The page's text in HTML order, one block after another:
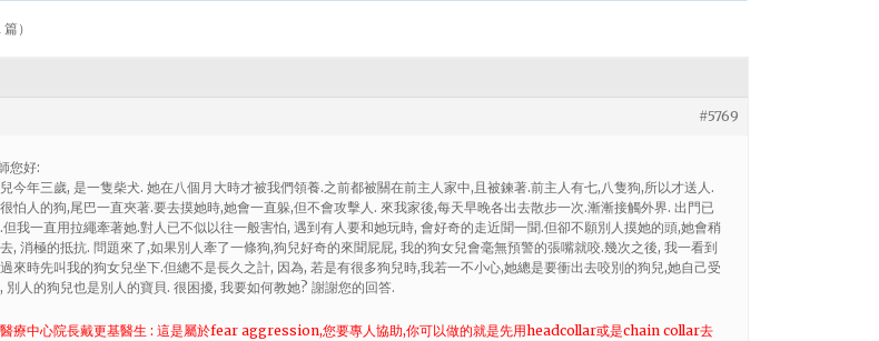
）
#5769
您好:
今年三歲, 是一隻柴犬. 她在八個月大時才被我們領養.之前都被關在前主人家中,且被鍊著.前主人有七,八隻狗,所以才送人.
怕人的狗,尾巴一直夾著.要去摸她時,她會一直躲,但不會攻擊人. 來我家後,每天早晚各出去散步一次.漸漸接觸外界. 出門已
我一直用拉繩牽著她.對人已不似以往一般害怕, 遇到有人要和她玩時, 會好奇的走近聞一聞.但卻不願別人摸她的頭,她會稍
, 消極的抵抗. 問題來了,如果別人牽了一條狗,狗兒好奇的來聞屁屁, 我的狗女兒會毫無預警的張嘴就咬.幾次之後, 我一看到
來時先叫我的狗女兒坐下.但總不是長久之計, 因為, 若是有很多狗兒時,我若一不小心,她總是要衝出去咬別的狗兒,她自己受
別人的狗兒也是別人的寶貝. 很困擾, 我要如何教她? 謝謝您的回答.
療中心院長戴更基醫生 : 這是屬於fear aggression,您要專人協助,你可以做的就是先用headcollar或是chain collar去